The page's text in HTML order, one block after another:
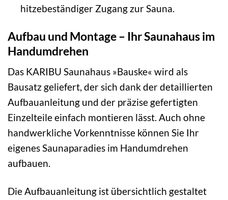
hitzebeständiger Zugang zur Sauna.
Aufbau und Montage – Ihr Saunahaus im
Handumdrehen
Das KARIBU Saunahaus »Bauske« wird als
Bausatz geliefert, der sich dank der detaillierten
Aufbauanleitung und der präzise gefertigten
Einzelteile einfach montieren lässt. Auch ohne
handwerkliche Vorkenntnisse können Sie Ihr
eigenes Saunaparadies im Handumdrehen
aufbauen.
Die Aufbauanleitung ist übersichtlich gestaltet